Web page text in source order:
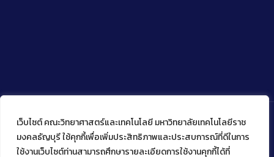
เว็บไซต์ คณะวิทยาศาสตร์และเทคโนโลยี มหาวิทยาลัยเทคโนโลยีราช
มงคลธัญบุรี ใช้คุกกี้เพื่อเพิ่มประสิทธิภาพและประสบการณ์ที่ดีในการ
ใช้งานเว็บไซต์ท่านสามารถศึกษารายละเอียดการใช้งานคุกกี้ได้ที่
Copyright © 2022 คณะวิทยาศาสตร์และเทคโนโลยี มหาวิทยาลัย